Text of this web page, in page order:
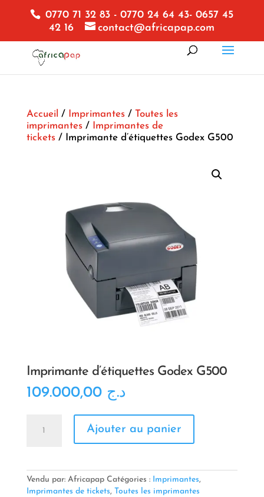
0770 71 32 83 - 0770 24 64 43- 0657 45
42 16
contact@africapap.com
Accueil / Imprimantes/ Toutes les
imprimantes/
Imprimantes de
tickets/ Imprimante d’étiquettes Godex G500
Imprimante d’étiquettes Godex G500
د.ج 109.000,00
Imprimante
G500
Ajouter au panier
Vendu par: Africapap Catégories : Imprimantes,
Imprimantes de tickets, Toutes les imprimantes